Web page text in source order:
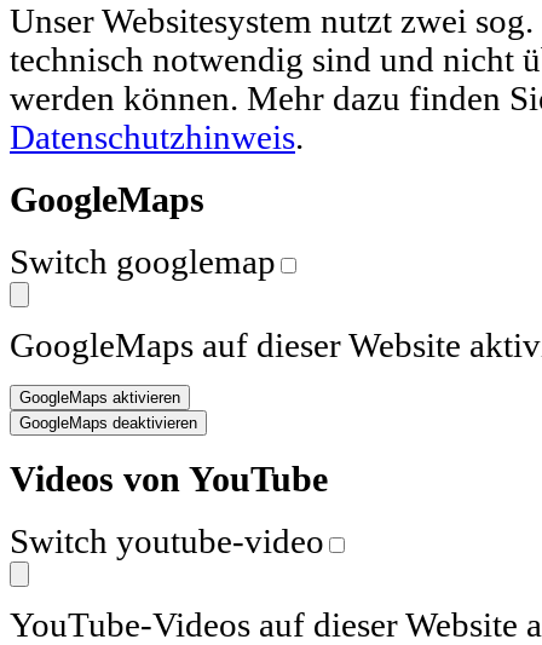
Unser Websitesystem nutzt zwei
technisch notwendig sind und nicht
werden können. Mehr dazu finden
Datenschutzhinweis.
GoogleMaps
Switch googlemap
GoogleMaps auf dieser Website
Videos von YouTube
Switch youtube-video
YouTube-Videos auf dieser Website